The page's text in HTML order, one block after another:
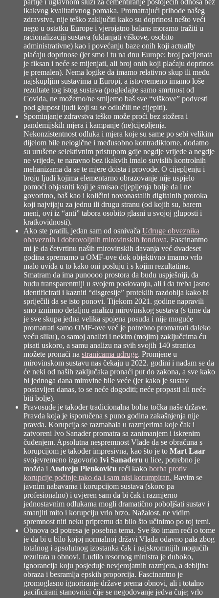
ikakvog kvalitativnog pomaka. Promatrajući prihode našeg
zdravstva, nije teško zaključiti kako su doprinosi nešto veći
nego u ostatku Europe i vjerojatno balans moramo tražiti u
racionalizaciji sustava (uklanjati viškove, osobito
administrativne) kao i povećanju baze onih koji actually
plaćaju doprinose (jer smo i tu na dnu Europe; broj pacijenata
je fiksan i neće se mijenjati, ali broj onih koji plaćaju doprinos
je premalen). Nema logike da imamo relativno skup ili među
najskupljim sustavima u Europi, a istovremeno imamo loše
rezultate tog istog sustava (pogledajte samo smrtnost od
Covida, ne možemo/ne smijemo baš sve “viškove” podvesti
pod glupost ljudi koji su se odlučili ne cijepiti).
Spominjanje zdravstva teško može proći bez stožera i
pandemijskih mjera i kampanje (ne)cijepljenja.
Nekonzistentnost odluka i mjera koje su same po sebi velikim
dijelom bile nelogične i međusobno kontradiktorne, dodatno
su urušene selektivnim pristupom gdje negdje vrijede a negdje
ne vrijede, te naravno bez ikakvih imalo suvislih kontrolnih
mehanizama da se te mjere doista i provode. O cijepljenju i
broju ljudi kojima elementarno obrazovanje nije uspjelo
pomoći objasniti koji je smisao cijepljenja bolje da i ne
govorimo, baš kao i količini novonastalih digitalnih proroka
koji najvijaju za jednu ili drugu stranu (od kojih su, barem
meni, ovi iz “anti” tabora osobito glasni u svojoj gluposti i
kratkovidnosti).
Ako ste pratili, jedan sam od osnivača Udruge obveznika
obaveznih i dobrovoljnih mirovinskih fondova. Fascinantno
mi je da četvrtinu naših mirovinskih davanja već dvadeset
godina spremamo u OMF-ove dok objektivno imamo vrlo
malo uvida u to kako oni posluju i s kojim rezultatima.
Smatram da ima punoooo prostora da budu uspješniji, da
budu transparentniji u svojem poslovanju, ali i da treba jasno
identificirati i kazniti “disgresije” proteklih razdoblja kako bi
spriječili da se isto ponovi. Tijekom 2021. godine napravili
smo iznimno detaljnu analizu mirovinskog sustava (s time da
je sve skupa jedna velika spojena posuda i nije moguće
promatrati samo OMF-ove već je potrebno promatrati daleko
veću sliku), o samoj analizi i nekim (mojim) zaključcima ću
pisati uskoro, a samu analizu na svih svojih 140 stranica
možete pronaći na stranicama udruge. Promjene u
mirovinskom sustavu nas čekaju u 2022. godini i nadam se da
će neki od naših zaključaka pronaći put do zakona, a sve kako
bi jednoga dana mirovine bile veće (jer kako je sustav
postavljen danas, to se neće dogoditi; neće propasti ali neće
biti bolje).
Pravosuđe je također tradicionalna bolna točka naše države.
Pravda koja je isporučena s puno godina zakašnjenja nije
pravda. Korupcija se razmahala u razmjerima koje čak i
zatvoreni Ivo Sanader promatra sa zanimanjem i iskrenim
čuđenjem. Apsolutna nespremnost Vlade da se obračuna s
korupcijom je također impresivna, kao što je to Mart Laar
svojevremeno izgovorio Ivi Sanaderu u lice, potrebno je
možda i Andreju Plenkoviću reći kako borba protiv
korupcije počinje tako da i sam nisi korumpiran. Bavim se
javnim nabavama i korupcijom sustava (skoro pa
profesionalno) i uvjeren sam da bi čak i razmjerno
jednostavnim odlukama mogli dramatično poboljšati sustav i
smanjiti mito i korupciju vrlo brzo. Nažalost, ne vidim
spremnost niti neku pripremu da bilo što učinimo po toj temi.
Obnova od potresa je posebna tema. Sve što imam reći o tome
je da bi u bilo kojoj normalnoj državi Vlada odavno pala zbog
totalnog i apsolutnog izostanka čak i najskromnijih mogućih
rezultata u obnovi. Ludilo resornog ministra je duboko,
ignorancija koju posjeduje nevjerojatnih razmjera, a debljina
obraza i besramlja epskih proporcija. Fascinantno je
gromoglasno ignoriranje države prema obnovi, ali i totalno
pacificirani stanovnici čije se negodovanje jedva čuje; vrlo